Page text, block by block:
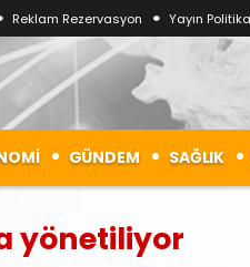
Reklam Rezervasyon Yayın
GÜNDEM SAĞLIK
yönetiliyor